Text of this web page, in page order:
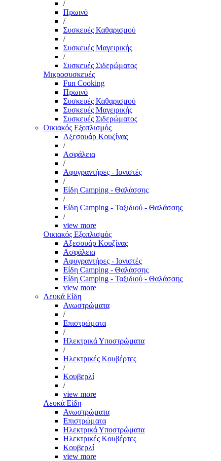
/
Πρωινό
/
Συσκευές Καθαρισμού
/
Συσκευές Μαγειρικής
/
Συσκευές Σιδερώματος
Μικροσυσκευές
Fun Cooking
Πρωινό
Συσκευές Καθαρισμού
Συσκευές Μαγειρικής
Συσκευές Σιδερώματος
Οικιακός Εξοπλισμός
Αξεσουάρ Κουζίνας
/
Ασφάλεια
/
Αφυγραντήρες - Ιονιστές
/
Είδη Camping - Θαλάσσης
/
Είδη Camping - Ταξιδιού - Θαλάσσης
/
view more
Οικιακός Εξοπλισμός
Αξεσουάρ Κουζίνας
Ασφάλεια
Αφυγραντήρες - Ιονιστές
Είδη Camping - Θαλάσσης
Είδη Camping - Ταξιδιού - Θαλάσσης
view more
Λευκά Είδη
Ανωστρώματα
/
Επιστρώματα
/
Ηλεκτρικά Υποστρώματα
/
Ηλεκτρικές Κουβέρτες
/
Κουβερλί
/
view more
Λευκά Είδη
Ανωστρώματα
Επιστρώματα
Ηλεκτρικά Υποστρώματα
Ηλεκτρικές Κουβέρτες
Κουβερλί
view more